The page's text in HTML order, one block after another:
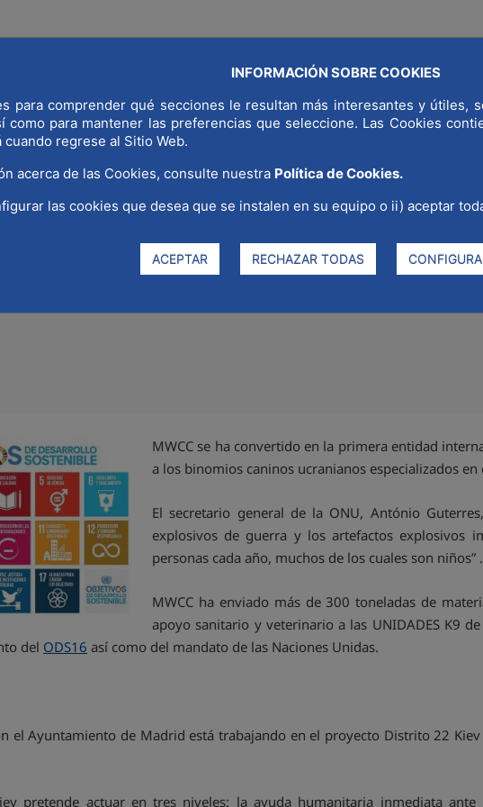
INFORMACIÓN SOBRE COOKIES
para comprender qué secciones le resultan más interesantes y útiles,
como para mantener las preferencias que seleccione. Las Cookies
regrese al Sitio Web.
acerca de las Cookies, consulte nuestra Política de Cookies.
las cookies que desea que se instalen en su equipo o ii) aceptar
ACEPTAR RECHAZAR TODAS
MADRID CAPITAL MUNDIAL ¿POR QUÉ MADRID? SECTORES ESTRATÉGICOS
médico y veterinario a los binomios
MWCC se ha convertido en la primera entidad
a los binomios caninos ucranianos especializados en
El secretario general de la ONU, António
explosivos de guerra y los artefactos explosivos
personas cada año, muchos de los cuales son niños” .
MWCC ha enviado más de 300 toneladas de
apoyo sanitario y veterinario a las UNIDADES K9
del ODS16 así como del mandato de las Naciones Unidas.
el Ayuntamiento de Madrid está trabajando en el proyecto Distrito 22
pretende actuar en tres niveles: la ayuda humanitaria inmediata